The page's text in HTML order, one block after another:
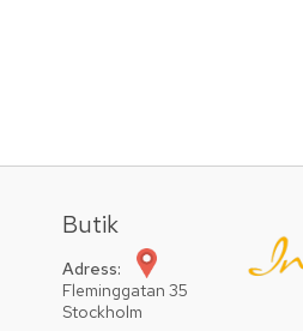
Butik
Adress:
Fleminggatan 35
Stockholm